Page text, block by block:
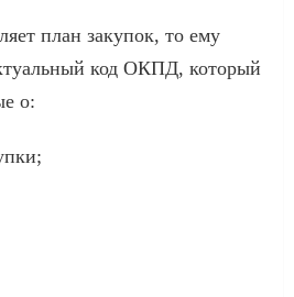
план закупок, то ему
код ОКПД, который
о: